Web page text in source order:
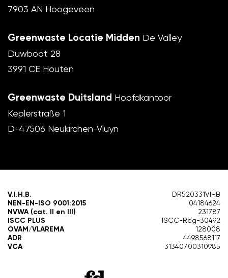
7903 AN Hoogeveen
Greenwaste Locatie Midden De Valley
Duwboot 28
3991 CE Houten
Greenwaste Duitsland Hoofdkantoor
Keplerstraße 1
D-47506 Neukirchen-Vluyn
V.I.H.B. DR520331VIHB
NEN-EN-ISO 9001:2015 04184624
NVWA (cat. II en III) 231787
ISCC PLUS ISCC-Reg-30492
OVAM/VLAREMA 128008
ADR 4498568117
VCA 313407.00310985